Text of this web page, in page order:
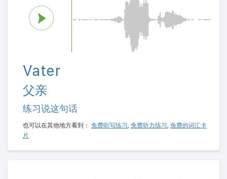
Vater
父亲
练习说这句话
也可以在其他地方看到： 免费听写练习 , 免费听力练习 , 免费的词汇卡
片